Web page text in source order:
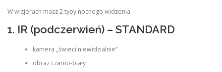
W wizjerach masz 2 typy nocnego widzenia:
1. IR (podczerwień) – STANDARD
kamera „świeci niewidzialnie”
obraz czarno-biały